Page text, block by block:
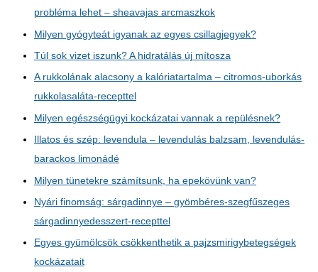
probléma lehet – sheavajas arcmaszkok
Milyen gyógyteát igyanak az egyes csillagjegyek?
Túl sok vizet iszunk? A hidratálás új mítosza
A rukkolának alacsony a kalóriatartalma – citromos-uborkás
rukkolasaláta-recepttel
Milyen egészségügyi kockázatai vannak a repülésnek?
Illatos és szép: levendula – levendulás balzsam, levendulás-
barackos limonádé
Milyen tünetekre számítsunk, ha epekövünk van?
Nyári finomság: sárgadinnye – gyömbéres-szegfűszeges
sárgadinnyedesszert-recepttel
Egyes gyümölcsök csökkenthetik a pajzsmirigybetegségek
kockázatait